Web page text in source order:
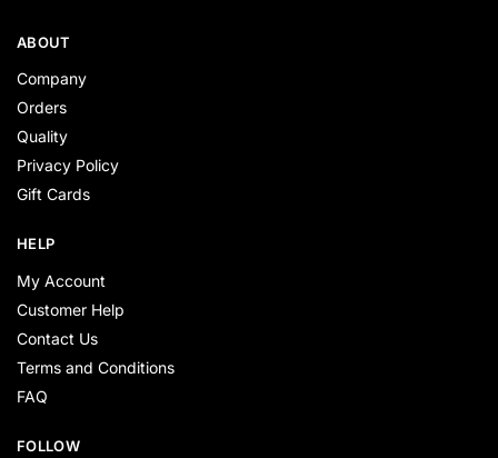
ABOUT
Company
Orders
Quality
Privacy Policy
Gift Cards
HELP
My Account
Customer Help
Contact Us
Terms and Conditions
FAQ
FOLLOW